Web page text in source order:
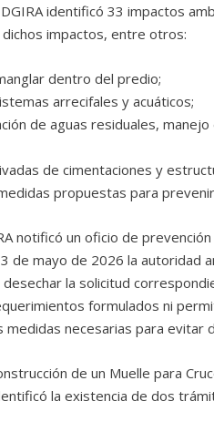
identificó 33 impactos
impactos, entre otros:
dentro del predio;
arrecifales y acuáticos;
de aguas residuales,
de cimentaciones y
propuestas para
notificó un oficio de
de mayo de 2026 la autoridad
la solicitud
formulados ni
necesarias para evitar
de un Muelle para
la existencia de dos